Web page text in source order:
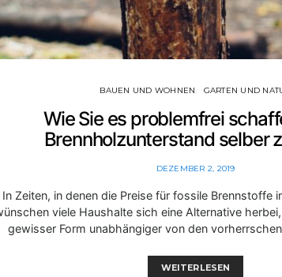
BAUEN UND WOHNEN GARTEN UND
Wie Sie es problemfrei
Brennholzunterstand selber
DEZEMBER 2, 2019
In Zeiten, in denen die Preise für fossile Brennstoffe
viele Haushalte sich eine Alternative
gewisser Form unabhängiger von den
WEITERLESEN